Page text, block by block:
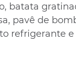
batata
pavê de
refrigerante